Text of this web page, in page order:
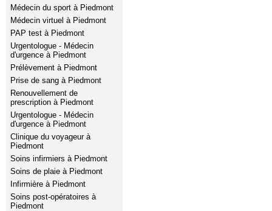
Médecin du sport à Piedmont
Médecin virtuel à Piedmont
PAP test à Piedmont
Urgentologue - Médecin
d'urgence à Piedmont
Prélèvement à Piedmont
Prise de sang à Piedmont
Renouvellement de
prescription à Piedmont
Urgentologue - Médecin
d'urgence à Piedmont
Clinique du voyageur à
Piedmont
Soins infirmiers à Piedmont
Soins de plaie à Piedmont
Infirmière à Piedmont
Soins post-opératoires à
Piedmont